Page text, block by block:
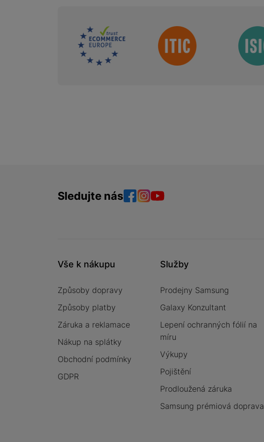
Sdružení
Sledujte nás
Vše k nákupu
Způsoby dopravy
Způsoby platby
Záruka a reklamace
Nákup na splátky
Obchodní podmínky
GDPR
Služby
Prodejny Samsung
Galaxy Konzultant
Lepení ochranných fólií na
míru
Výkupy
Pojištění
Prodloužená záruka
Samsung prémiová doprava